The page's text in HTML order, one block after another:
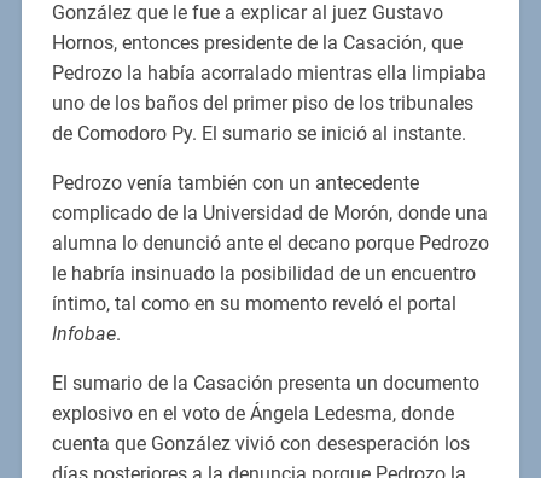
González que le fue a explicar al juez Gustavo
Hornos, entonces presidente de la Casación, que
Pedrozo la había acorralado mientras ella limpiaba
uno de los baños del primer piso de los tribunales
de Comodoro Py. El sumario se inició al instante.
Pedrozo venía también con un antecedente
complicado de la Universidad de Morón, donde una
alumna lo denunció ante el decano porque Pedrozo
le habría insinuado la posibilidad de un encuentro
íntimo, tal como en su momento reveló el portal
Infobae.
El sumario de la Casación presenta un documento
explosivo en el voto de Ángela Ledesma, donde
cuenta que González vivió con desesperación los